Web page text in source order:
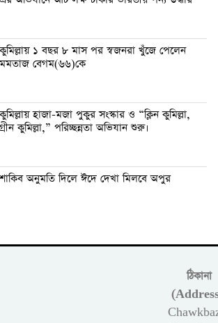
কুমিল্লায় ১ বছর ৮ মাস পর স্বজনরা খুঁজে পেলেন
মমতাজ বেগম(৬৬)কে
কুমিল্লায় হাজা-মজা পুকুর সংস্কার ও “ক্লিন কুমিল্লা,
গ্রীন কুমিল্লা,” পরিচ্ছন্নতা অভিযান শুরু।
শাকিব অনুমতি দিলে ঈদে দেখা মিলবে অপুর
ঠিকানা